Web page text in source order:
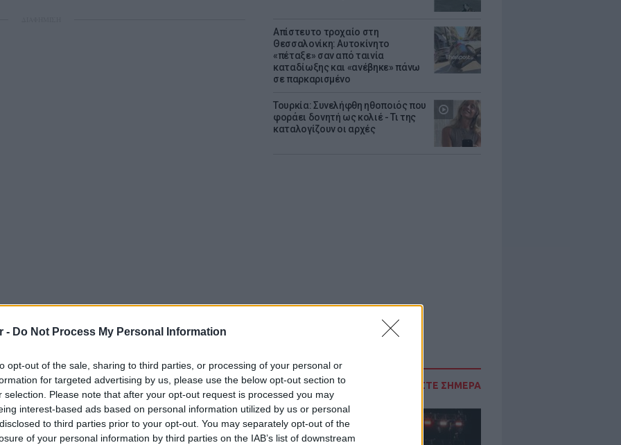
- Do Not Process My Personal Information
opt-out of the sale, sharing to third parties, or processing of your personal or
for targeted advertising by us, please use the below opt-out section to
selection. Please note that after your opt-out request is processed you may
interest-based ads based on personal information utilized by us or personal
to third parties prior to your opt-out. You may separately opt-out of the
of your personal information by third parties on the IAB’s list of downstream
Απίστευτο τροχαίο στη
Θεσσαλονίκη: Αυτοκίνητο
«πέταξε» σαν από ταινία
καταδίωξης και «ανέβηκε» πάνω
σε παρκαρισμένο
Τουρκία: Συνελήφθη ηθοποιός που
φοράει δoνητή ως κολιέ - Τι της
καταλογίζουν οι αρχές
ΔΙΑΒΑΣΤΕ ΣΗΜΕΡΑ
της 46χρονης αποδίδεται σε
το τοπικό μέσο, κάμερα ασφαλείας έχει
ανεβαίνει στο σπίτι της, να κατεβαίνει εν
στο αυτοκίνητό της και να αφήνει